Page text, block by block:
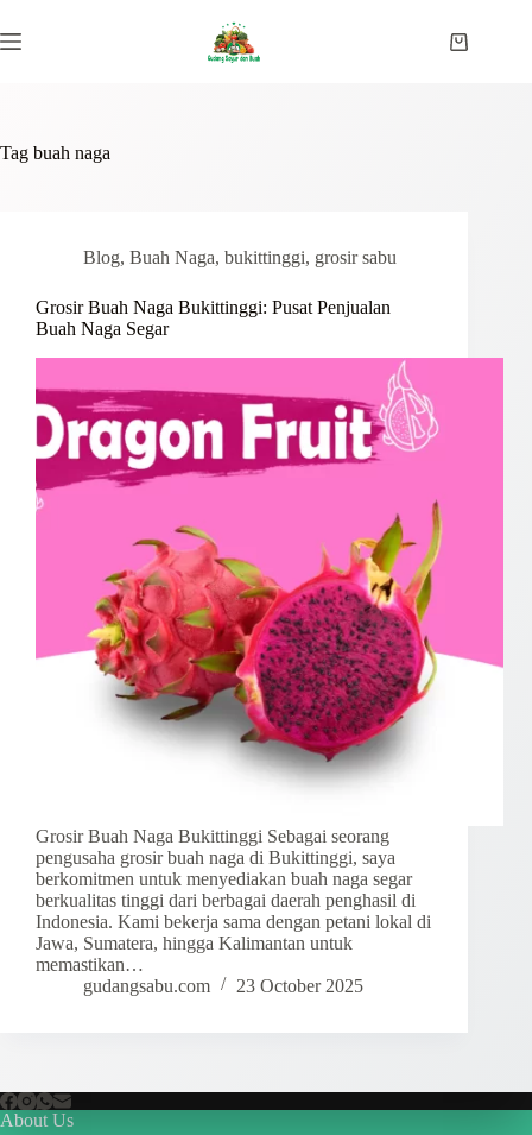
to
content
Shopping
Tag buah naga
Blog, Buah Naga, bukittinggi, grosir sabu
Grosir Buah Naga Bukittinggi: Pusat Penjualan
Buah Naga Segar
Grosir Buah Naga Bukittinggi Sebagai seorang
pengusaha grosir buah naga di Bukittinggi, saya
berkomitmen untuk menyediakan buah naga segar
berkualitas tinggi dari berbagai daerah penghasil di
Indonesia. Kami bekerja sama dengan petani lokal di
Jawa, Sumatera, hingga Kalimantan untuk
memastikan…
gudangsabu.com
23 October 2025
About Us